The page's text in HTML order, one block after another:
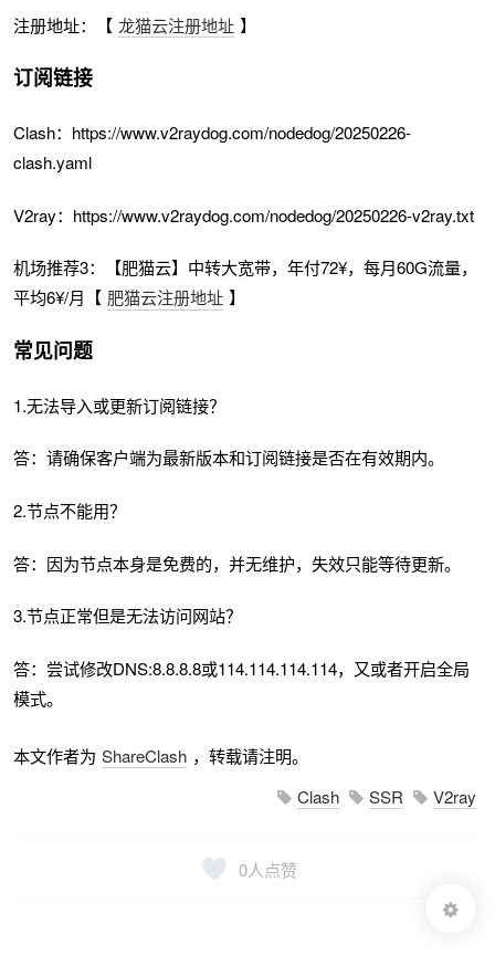
注册地址：【 龙猫云注册地址 】
订阅链接
Clash：https://www.v2raydog.com/nodedog/20250226-
clash.yaml
V2ray：https://www.v2raydog.com/nodedog/20250226-v2ray.txt
机场推荐3：【肥猫云】中转大宽带，年付72¥，每月60G流量，
平均6¥/月【 肥猫云注册地址 】
常见问题
1.无法导入或更新订阅链接？
答：请确保客户端为最新版本和订阅链接是否在有效期内。
2.节点不能用？
答：因为节点本身是免费的，并无维护，失效只能等待更新。
3.节点正常但是无法访问网站？
答：尝试修改DNS:8.8.8.8或114.114.114.114，又或者开启全局
模式。
本文作者为 ShareClash ，转载请注明。
Clash
SSR V2ray
0人点赞